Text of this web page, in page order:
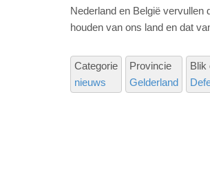
Nederland en België vervullen
houden van ons land en dat
Categorie
nieuws
Provincie
Gelderland
Blik